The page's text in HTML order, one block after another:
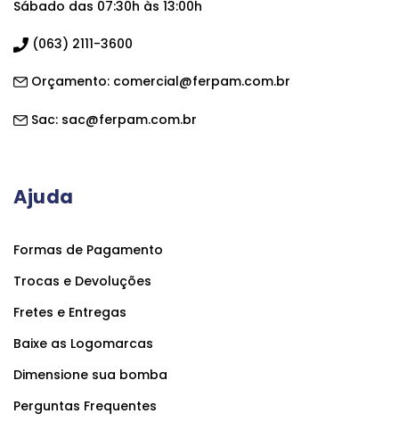
Sábado das 07:30h às 13:00h
(063) 2111-3600
Orçamento: comercial@ferpam.com.br
Sac: sac@ferpam.com.br
Ajuda
Formas de Pagamento
Trocas e Devoluções
Fretes e Entregas
Baixe as Logomarcas
Dimensione sua bomba
Perguntas Frequentes